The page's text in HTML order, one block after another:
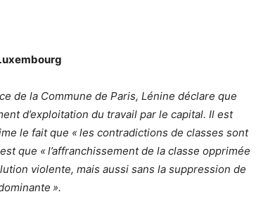
socialisme
de la Commune de Paris, Lénine déclare que
d’exploitation du travail par le capital. Il est
le fait que « les contradictions de classes sont
que « l’affranchissement de la classe opprimée
violente, mais aussi sans la suppression de
».